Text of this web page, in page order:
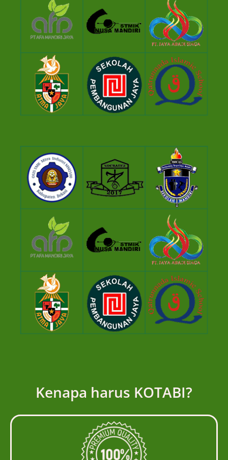
Kenapa harus KOTABI?